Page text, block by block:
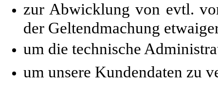
zur Abwicklung von evtl.
der Geltendmachung
um die technische
um unsere Kundendaten zu